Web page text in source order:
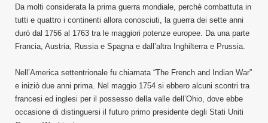
Da molti considerata la prima guerra mondiale, perchè combattuta in
tutti e quattro i continenti allora conosciuti, la guerra dei sette anni
durò dal 1756 al 1763 tra le maggiori potenze europee. Da una parte
Francia, Austria, Russia e Spagna e dall’altra Inghilterra e Prussia.
Nell’America settentrionale fu chiamata “The French and Indian War”
e iniziò due anni prima. Nel maggio 1754 si ebbero alcuni scontri tra
francesi ed inglesi per il possesso della valle dell’Ohio, dove ebbe
occasione di distinguersi il futuro primo presidente degli Stati Uniti